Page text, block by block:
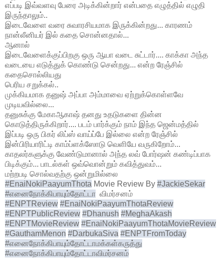
எப்படி இவ்வளவு பேரை அடிக்கின்றார் என்பதை எழுத்தில் எழுதி
இருந்தாலும்..
இடைவேளை வரை சுவாரசியமாக இருக்கின்றது... காரணம்
நான்லீனியர் இல் கதை சொன்னதால்...
ஆனால்
இடைவேளைக்குப்பிறகு ஒரு ஆயா வடை சுட்டார்.... காக்கா அந்த
வடையை எடுத்துக் கொண்டு சென்றது... என்ற ரேஞ்சில்
கதைசொல்லியது
பெரிய சறுக்கல்..
முக்கியமாக தனுஷ் அப்பா அம்மாவை ஏற்றுக்கொள்ளவே
முடியவில்லை...
தனுசுக்கு மேகாஆகாஷ் தனது உதடுகளை தின்ன
கொடுத்திருக்கிறார்.... படம் பார்க்கும் நாம் இந்த ஜென்மத்தில்
இப்படி ஒரு பிகர் லிப்ஸ் வாய்ப்பே இல்லை என்ற ரேஞ்சில்
இன்பிரியாரிட்டி காம்ப்ளக்ஸோடு வெளியே வருகிறோம்...
காதலர்களுக்கு வேண்டுமானால் அந்த லவ் போர்ஷன் கண்டிப்பாக
பிடிக்கும்... பாடல்கள் ஒவ்வொன்றும் கவித்துவம்...
மற்றபடி சொல்வதற்கு ஒன்றுமில்லை
#EnaiNokiPaayumThota Movie Review By #JackieSekar
#எனைநோக்கிபாயும்தோட்டா விமர்சனம்
#ENPTReview #EnaiNokiPaayumThotaReview
#ENPTPublicReview #Dhanush #MeghaAkash
#ENPTMovieReview #EnaiNokiPaayumThotaMovieReview
#GauthamMenon #DarbukaSiva #ENPTFromToday
#எனைநோக்கிபாயும்தோட்டாமக்கள்கருத்து
#எனைநோக்கிபாயும்தோட்டாவிமர்சனம்